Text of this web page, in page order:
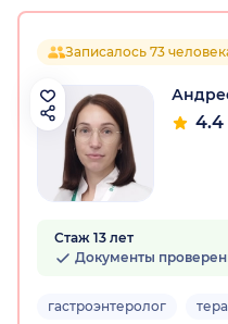
Записалось 73
4.4
Стаж 13 лет
Документы
гастроэнтеролог